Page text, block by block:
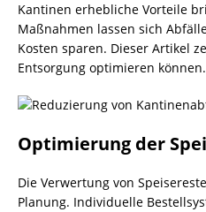
Kantinen erhebliche Vorteile
Maßnahmen lassen sich
Kosten sparen. Dieser Artikel
Entsorgung optimieren können.
Optimierung der
Die Verwertung von
Planung. Individuelle